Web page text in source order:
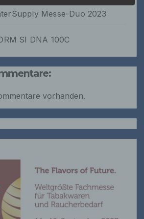
Messe-Duo 2023
SI DNA 100C
vorhanden.
nicht mehr einer spezifischen
Person zugeordnet werden
und organisatorischen
Daten nicht
oder identifizierbaren
Person zugewiesen werden.
oder für die Verarbeitung
oder für die Verarbeitung
Stelle, die allein oder
mit anderen über die Zwecke
Verarbeitung von
Daten entscheidet.
und Mittel dieser
durch das Unionsrecht oder